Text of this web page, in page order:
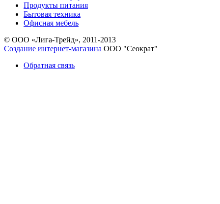
Продукты питания
Бытовая техника
Офисная мебель
© ООО «Лига-Трейд», 2011-2013
Создание интернет-магазина ООО "Сеократ"
Обратная связь